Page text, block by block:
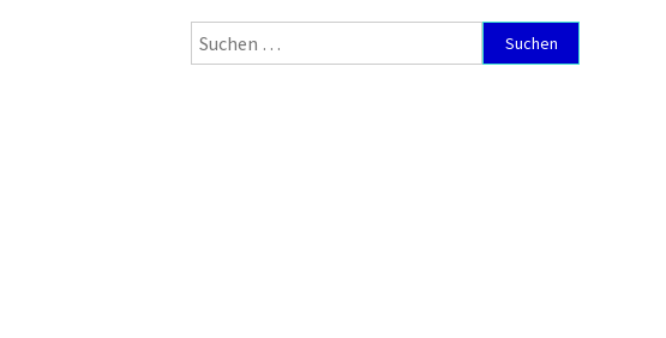
Suchen
nach: